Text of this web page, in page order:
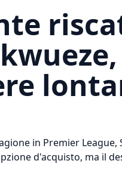
in Premier
d'acquisto, ma il